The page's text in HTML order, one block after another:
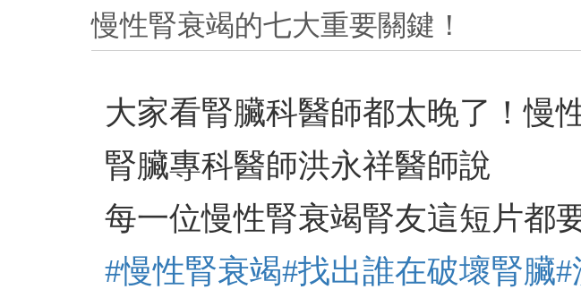
慢性腎衰竭的七大重要關鍵！
大家看腎臟科醫師都太晚了！慢
腎臟專科醫師洪永祥醫師說
每一位慢性腎衰竭腎友這短片都
#慢性腎衰竭#找出誰在破壞腎臟#